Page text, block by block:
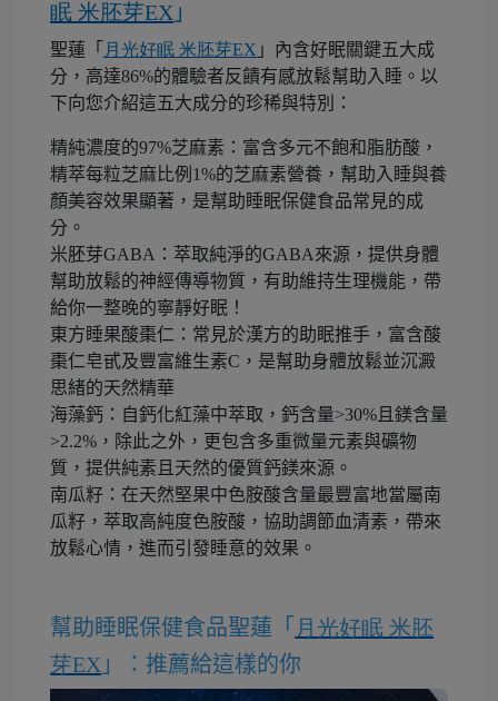
眠 米胚芽EX 」
聖蓮「 月光好眠 米胚芽EX 」內含好眠關鍵五大成
分，高達86%的體驗者反饋有感放鬆幫助入睡。以
下向您介紹這五大成分的珍稀與特別：
精純濃度的97%芝麻素：富含多元不飽和脂肪酸，
精萃每粒芝麻比例1%的芝麻素營養，幫助入睡與養
顏美容效果顯著，是幫助睡眠保健食品常見的成
分。
米胚芽GABA：萃取純淨的GABA來源，提供身體
幫助放鬆的神經傳導物質，有助維持生理機能，帶
給你一整晚的寧靜好眠！
東方睡果酸棗仁：常見於漢方的助眠推手，富含酸
棗仁皂甙及豐富維生素C，是幫助身體放鬆並沉澱
思緒的天然精華
海藻鈣：自鈣化紅藻中萃取，鈣含量>30%且鎂含量
>2.2%，除此之外，更包含多重微量元素與礦物
質，提供純素且天然的優質鈣鎂來源。
南瓜籽：在天然堅果中色胺酸含量最豐富地當屬南
瓜籽，萃取高純度色胺酸，協助調節血清素，帶來
放鬆心情，進而引發睡意的效果。
幫助睡眠保健食品聖蓮「 月光好眠 米胚
芽EX 」：推薦給這樣的你